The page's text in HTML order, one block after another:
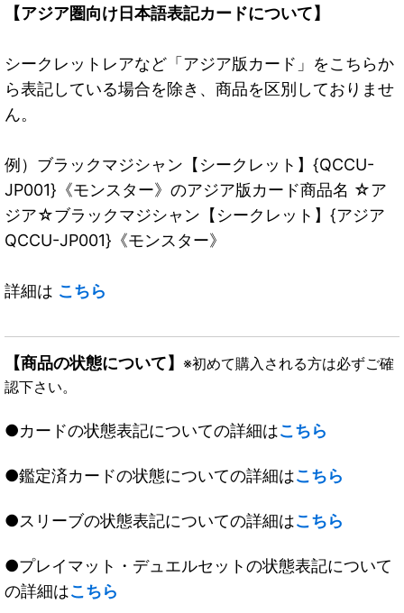
【アジア圏向け日本語表記カードについて】
シークレットレアなど「アジア版カード」をこちらか
ら表記している場合を除き、商品を区別しておりませ
ん。
例）ブラックマジシャン【シークレット】{QCCU-
JP001}《モンスター》のアジア版カード商品名 ☆ア
ジア☆ブラックマジシャン【シークレット】{アジア
QCCU-JP001}《モンスター》
詳細は こちら
【商品の状態について】 ※初めて購入される方は必ずご確
認下さい。
●カードの状態表記についての詳細はこちら
●鑑定済カードの状態についての詳細はこちら
●スリーブの状態表記についての詳細はこちら
●プレイマット・デュエルセットの状態表記について
の詳細はこちら